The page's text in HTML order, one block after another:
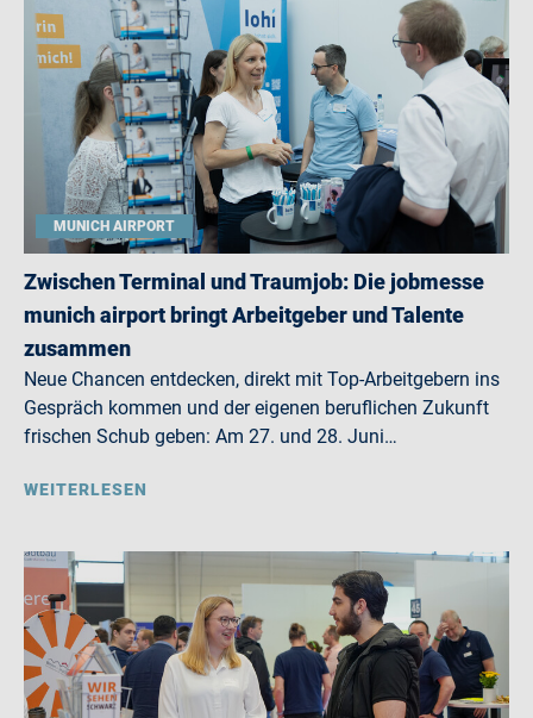
MUNICH AIRPORT
Zwischen Terminal und Traumjob: Die jobmesse
munich airport bringt Arbeitgeber und Talente
zusammen
Neue Chancen entdecken, direkt mit Top-Arbeitgebern ins
Gespräch kommen und der eigenen beruflichen Zukunft
frischen Schub geben: Am 27. und 28. Juni…
WEITERLESEN